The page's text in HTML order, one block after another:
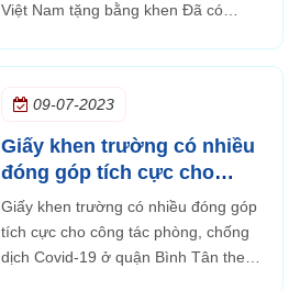
Việt Nam tặng bằng khen Đã có
09-07-2023
Giấy khen trường có nhiều
đóng góp tích cực cho
công tác phòng, chống dịch
Covid-19 ở quận Bình Tân
Giấy khen trường có nhiều đóng góp
tích cực cho công tác phòng, chống
dịch Covid-19 ở quận Bình Tân theo